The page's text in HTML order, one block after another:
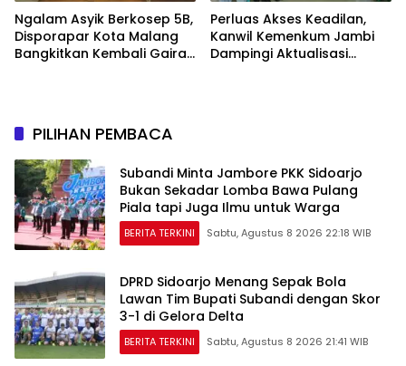
Ngalam Asyik Berkosep 5B,
Disporapar Kota Malang
Bangkitkan Kembali Gairah
Perluas Akses Keadilan,
Kanwil Kemenkum Jambi
Dampingi Aktualisasi
PILIHAN PEMBACA
Subandi Minta Jambore PKK Sidoarjo
Bukan Sekadar Lomba Bawa Pulang
Piala tapi Juga Ilmu untuk Warga
BERITA TERKINI Sabtu, Agustus 8 2026 22:18 WIB
DPRD Sidoarjo Menang Sepak Bola
Lawan Tim Bupati Subandi dengan Skor
3-1 di Gelora Delta
BERITA TERKINI Sabtu, Agustus 8 2026 21:41 WIB